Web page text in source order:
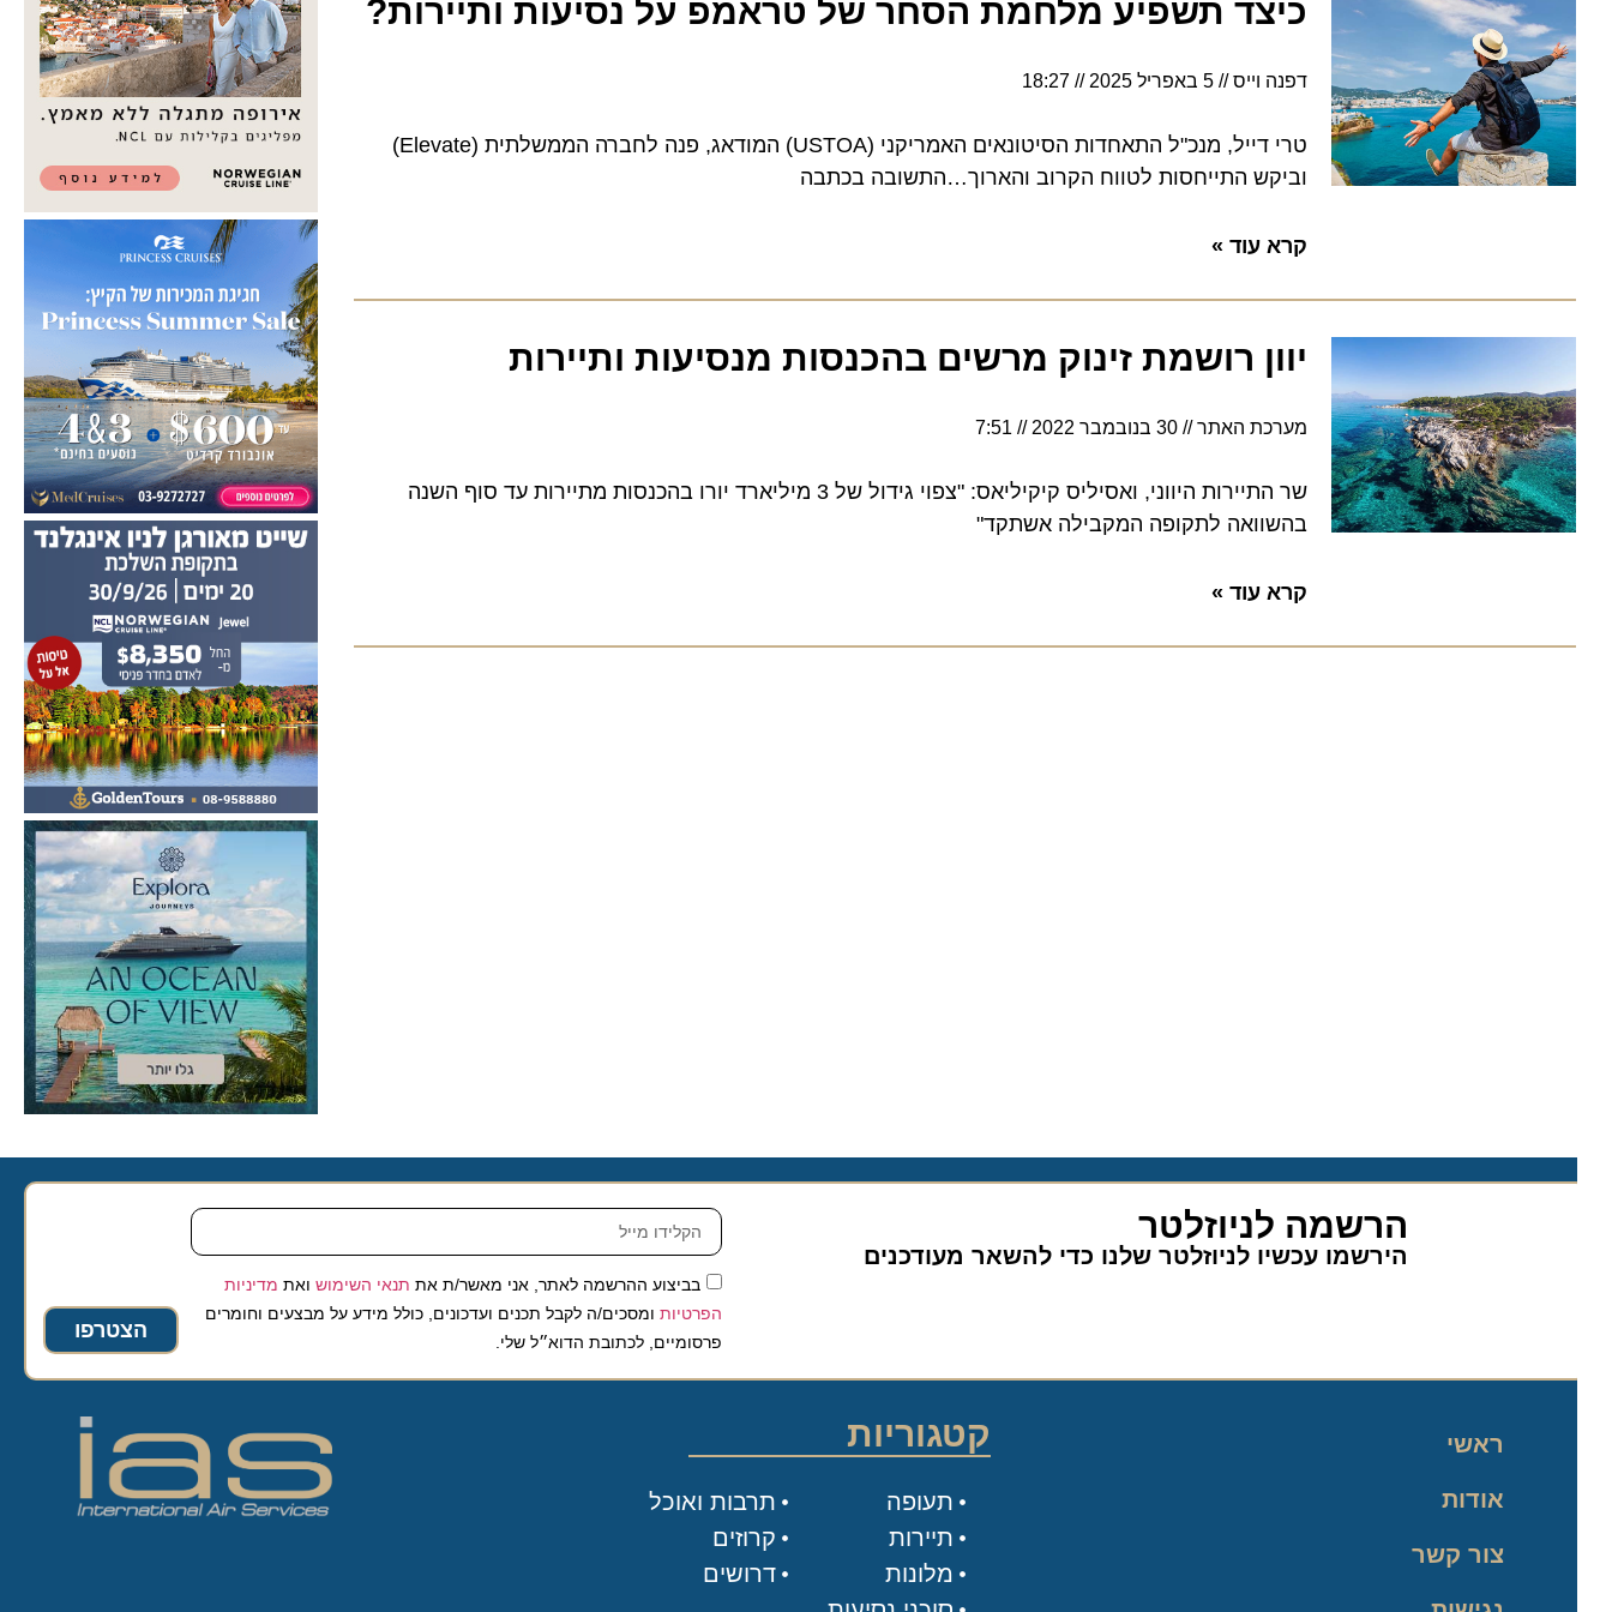
כיצד תשפיע מלחמת הסחר של טראמפ על נסיעות ותיירות?
דפנה וייס 5 באפריל 2025 18:27
טרי דייל, מנכ"ל התאחדות הסיטונאים האמריקני (USTOA) המודאג, פנה לחברה הממשלתית (Elevate)
וביקש התייחסות לטווח הקרוב והארוך…התשובה בכתבה
קרא עוד »
יוון רושמת זינוק מרשים בהכנסות מנסיעות ותיירות
מערכת האתר 30 בנובמבר 2022 7:51
שר התיירות היווני, ואסיליס קיקיליאס: "צפוי גידול של 3 מיליארד יורו בהכנסות מתיירות עד סוף השנה
בהשוואה לתקופה המקבילה אשתקד"
קרא עוד »
הרשמה לניוזלטר
הירשמו עכשיו לניוזלטר שלנו כדי להשאר מעודכנים
בביצוע ההרשמה לאתר, אני מאשר/ת אתתנאי השימושואת מדיניות
הפרטיותומסכים/ה לקבל תכנים ועדכונים, כולל מידע על מבצעים וחומרים
פרסומיים, לכתובת הדוא״ל שלי.
הצטרפו
ראשי
אודות
צור קשר
קטגוריות
תעופה
תיירות
מלונות
תרבות ואוכל
קרוזים
דרושים